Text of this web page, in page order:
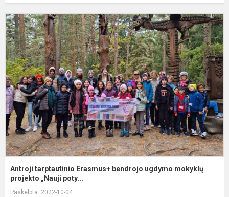
Antroji tarptautinio Erasmus+ bendrojo ugdymo mokyklų
projekto „Nauji poty...
Paskelbta: 2022-10-04